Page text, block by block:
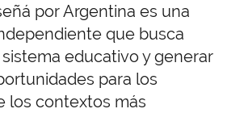
por Argentina es una
que busca
educativo y generar
para los
los contextos más